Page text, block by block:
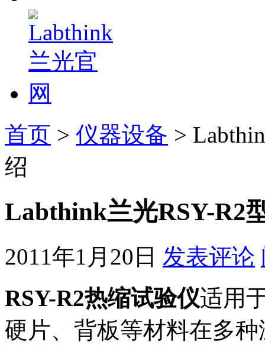
首页 > 仪器设备 >
绍
Labthink兰光RSY-R2
2011年1月20日 发表评论
RSY-R2热缩试验仪适用
硬片、背板等材料在多